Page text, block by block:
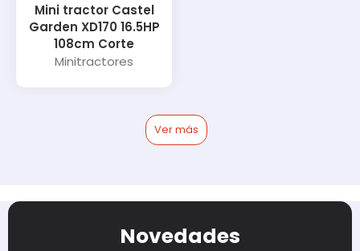
Mini tractor Castel
Garden XD170 16.5HP
108cm Corte
Minitractores
Ver más
Novedades